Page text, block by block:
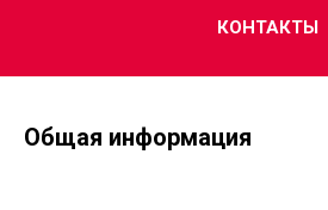
КОНТАКТЫ
Общая информация